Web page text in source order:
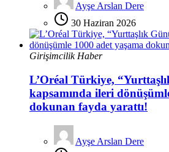
Ayşe Arslan Dere
30 Haziran 2026
Girişimcilik Haber
L’Oréal Türkiye,
kapsamında ileri
dokunan fayda yarattı!
Ayşe Arslan Dere